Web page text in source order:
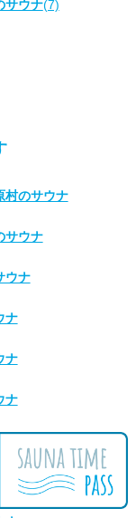
サウナ(7)
村のサウナ
サウナ
ウナ
ナ
ナ
ナ
ウナ